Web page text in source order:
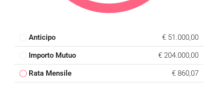
Anticipo € 51.000,00
Importo Mutuo € 204.000,00
Rata Mensile € 860,07